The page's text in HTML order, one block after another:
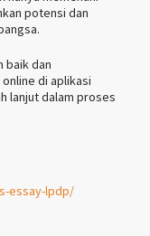
potensi dan
baik dan
di aplikasi
lanjut dalam proses
essay-lpdp/